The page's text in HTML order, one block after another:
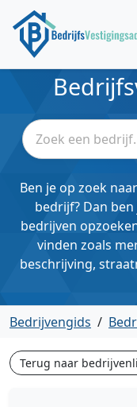
Ben je op zoek
bedrijf? Dan
bedrijven
vinden zoals
beschrijving,
Bedrijvengids /
Terug naar